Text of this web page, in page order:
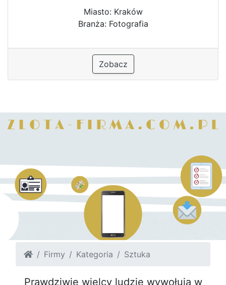
Miasto: Kraków
Branża: Fotografia
Zobacz
Firmy Kategoria Sztuka
Prawdziwie wielcy ludzie wywołują w